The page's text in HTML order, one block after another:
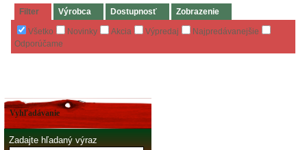
Filter Výrobca Dostupnosť Zobrazenie
Všetko Novinky Akcia Výpredaj
Najpredávanejšie
Odporúčame
Vyhľadávanie
Zadajte hľadaný výraz